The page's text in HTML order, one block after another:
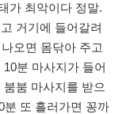
가 최악이다 정말.
거기에 들어갈려
오면 몸닦아 주고
분 마사지가 들어
붐 마사지를 받으
분 또 흘러가면 꽁까